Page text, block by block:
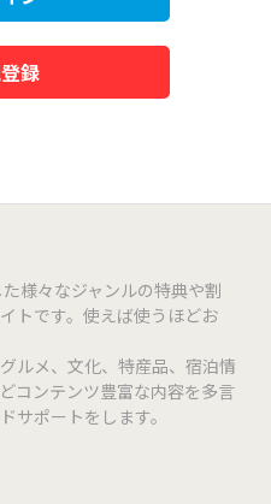
録
様々なジャンルの特典や割
トです。使えば使うほどお
ルメ、文化、特産品、宿泊情
コンテンツ豊富な内容を多言
サポートをします。